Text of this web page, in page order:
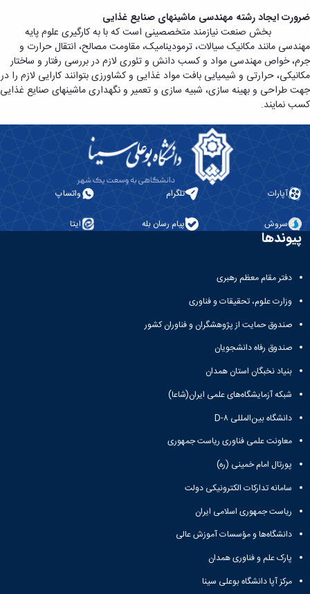
ضرورت ایجاد رشته مهندسی ماشینهای صنایع غذایی
بخش صنعت نیازمند متخصصینی است که با به کارگیری علوم پایه
مهندسی مانند مکانیک سیالات، ترمودینامیک، مقاومت مصالح، انتقال حرارت و
جرم، خواص مهندسی مواد و کسب دانش و تئوری لازم در بررسی رفتار و ساختار
مکانیکی، حرارتی و شیمیایی بافت مواد غذایی و کشاورزی بتوانند کارایی لازم را در
جهت طراحی و بهینه سازی، شبیه سازی و تعمیر و نگه­داری ماشینهای صنایع غذایی
کسب نمایند.
آپارات تلگرام واتساپ
سروش پیام رسان بله ایتا
پیوندها
دفتر مقام معظم رهبری
وزارت علوم، تحقیقات و فناوری
صندوق حمایت از پژوهشگران و فناوران کشور
صندوق رفاه دانشجویان
بنیاد نخبگان استان همدان
شبکه آزمایشگاه‌های علمی ایران(شاعا)
دانشگاه بین‌المللی D-۸
معاونت علمی فناوری ریاست جمهوری
پورتال امام خمینی (ره)
سامانه تدارکات الکترونیکی دولت
ریاست جمهوری اسلامی ایران
دانشگاه‌ها و مؤسسات آموزش عالی
پارک علم و فناوری همدان
مرکز آپا دانشگاه بوعلی سینا